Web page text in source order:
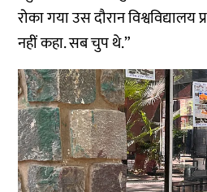
रोका गया उस दौरान
नहीं कहा. सब चुप थे.”